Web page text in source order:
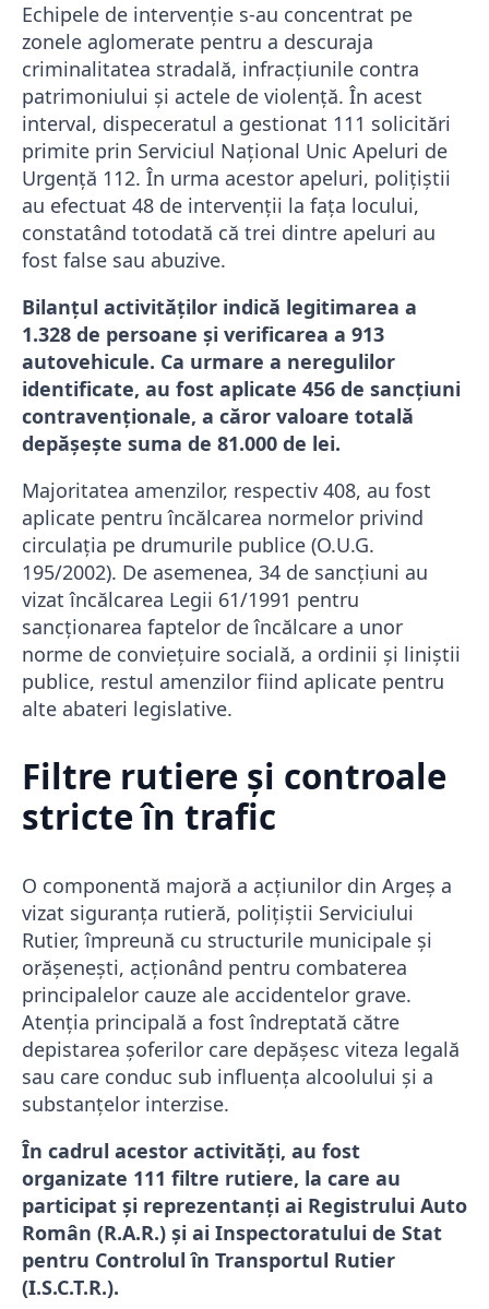
Echipele de intervenție s-au concentrat pe
zonele aglomerate pentru a descuraja
criminalitatea stradală, infracțiunile contra
patrimoniului și actele de violență. În acest
interval, dispeceratul a gestionat 111 solicitări
primite prin Serviciul Național Unic Apeluri de
Urgență 112. În urma acestor apeluri, polițiștii
au efectuat 48 de intervenții la fața locului,
constatând totodată că trei dintre apeluri au
fost false sau abuzive.
Bilanțul activităților indică legitimarea a
1.328 de persoane și verificarea a 913
autovehicule. Ca urmare a neregulilor
identificate, au fost aplicate 456 de sancțiuni
contravenționale, a căror valoare totală
depășește suma de 81.000 de lei.
Majoritatea amenzilor, respectiv 408, au fost
aplicate pentru încălcarea normelor privind
circulația pe drumurile publice (O.U.G.
195/2002). De asemenea, 34 de sancțiuni au
vizat încălcarea Legii 61/1991 pentru
sancționarea faptelor de încălcare a unor
norme de conviețuire socială, a ordinii și liniștii
publice, restul amenzilor fiind aplicate pentru
alte abateri legislative.
Filtre rutiere și controale
stricte în trafic
O componentă majoră a acțiunilor din Argeș a
vizat siguranța rutieră, polițiștii Serviciului
Rutier, împreună cu structurile municipale și
orășenești, acționând pentru combaterea
principalelor cauze ale accidentelor grave.
Atenția principală a fost îndreptată către
depistarea șoferilor care depășesc viteza legală
sau care conduc sub influența alcoolului și a
substanțelor interzise.
În cadrul acestor activități, au fost
organizate 111 filtre rutiere, la care au
participat și reprezentanți ai Registrului Auto
Român (R.A.R.) și ai Inspectoratului de Stat
pentru Controlul în Transportul Rutier
(I.S.C.T.R.).